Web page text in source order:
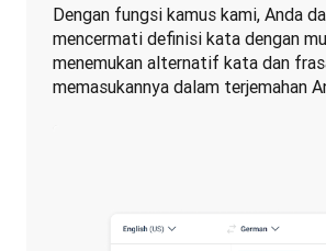
Dengan fungsi kamus kami, Anda
mencermati definisi kata dengan
menemukan alternatif kata dan
memasukannya dalam terjemahan